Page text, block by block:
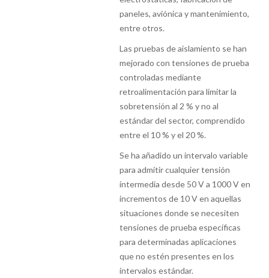
paneles, aviónica y mantenimiento,
entre otros.
Las pruebas de aislamiento se han
mejorado con tensiones de prueba
controladas mediante
retroalimentación para limitar la
sobretensión al 2 % y no al
estándar del sector, comprendido
entre el 10 % y el 20 %.
Se ha añadido un intervalo variable
para admitir cualquier tensión
intermedia desde 50 V a 1000 V en
incrementos de 10 V en aquellas
situaciones donde se necesiten
tensiones de prueba específicas
para determinadas aplicaciones
que no estén presentes en los
intervalos estándar.